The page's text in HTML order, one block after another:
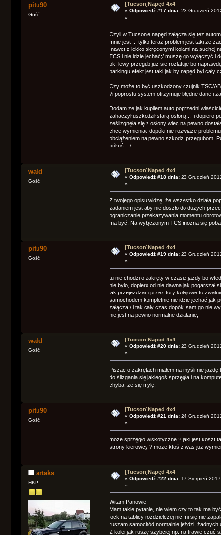
pitu90
Gość
[Tucson]Napęd 4x4
«Odpowiedź #17 dnia: 23 Grudzień
»
Czyli w Tucsonie napęd załącza się tez
mnie jest .. tylko teraz problem jest taki ze
nawet z lekko skręconymi kołami na suchej
TCS i nie idzie jechać;/ muszę go wyłączyć i
ok. lewy przegub już sie rozlatuje bo
parkingu efekt jest taki jak by napęd był cały
Czy może to być uszkodzony czujnik TSC/
?i poprostu system otrzymuje błędne dane i
Dodam ze jak kupiłem auto poprzedni
zahaczył uszkodził starą osłoną... i dopiero
ześlizgnęła się z osłony wiec na pewno
chce wymieniać dopóki nie rozwiąże
obciążeniem na pewno szkodzi przegubom.
pół oś...;/
wald
Gość
[Tucson]Napęd 4x4
«Odpowiedź #18 dnia: 23 Grudzień
»
Z twojego opisu widzę, że wszystko działa
zadaniem jest aby nie doszło do dużych
ograniczanie przekazywania momentu
ma być. Na wyłączonym TCS można się
pitu90
Gość
[Tucson]Napęd 4x4
«Odpowiedź #19 dnia: 23 Grudzień
»
tu nie chodzi o zakręty w czasie jazdy bo
nie było, dopiero od nie dawna jak pogarszał
jak przejeżdżam przez tory kolejowe to
samochodem kompletnie nie idzie jechać jak
załącza;/ i tak cały czas dopóki sam go nie
nie jest na pewno normalne działanie,
wald
Gość
[Tucson]Napęd 4x4
«Odpowiedź #20 dnia: 23 Grudzień
»
Pisząc o zakrętach miałem na myśli nie
do ślizgania się jakiegoś sprzęgła i na
chyba że się mylę.
pitu90
Gość
[Tucson]Napęd 4x4
«Odpowiedź #21 dnia: 24 Grudzień
»
może sprzęgło wiskotyczne ? jaki jest koszt
strony kierowcy ? może ktoś z was już
artaks
HKP
[Tucson]Napęd 4x4
«Odpowiedź #22 dnia: 17 Sierpień
»
Witam Panowie
Mam takie pytanie, nie wiem czy to tak ma
lock na tablicy rozdzielczej nic mi się nie
ruszam samochód normalnie jeździ, żadnych
Z kolei jak ruszę szybciej np. na trawie czuć